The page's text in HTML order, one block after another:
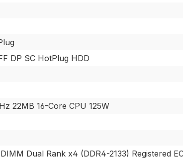
DP SC HotPlug HDD
22MB 16-Core CPU 125W
Dual Rank x4 (DDR4-2133) Registered